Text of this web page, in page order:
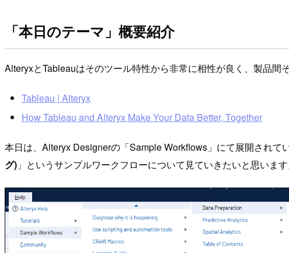
「本日のテーマ」概要紹介
AlteryxとTableauはそのツール特性から非常に相性が良く、製品間
Tableau | Alteryx
How Tableau and Alteryx Make Your Data Better, Together
本日は、Alteryx Designerの「Sample Workflows」にて展開され
グ) 」というサンプルワークフローについて見ていきたいと思います